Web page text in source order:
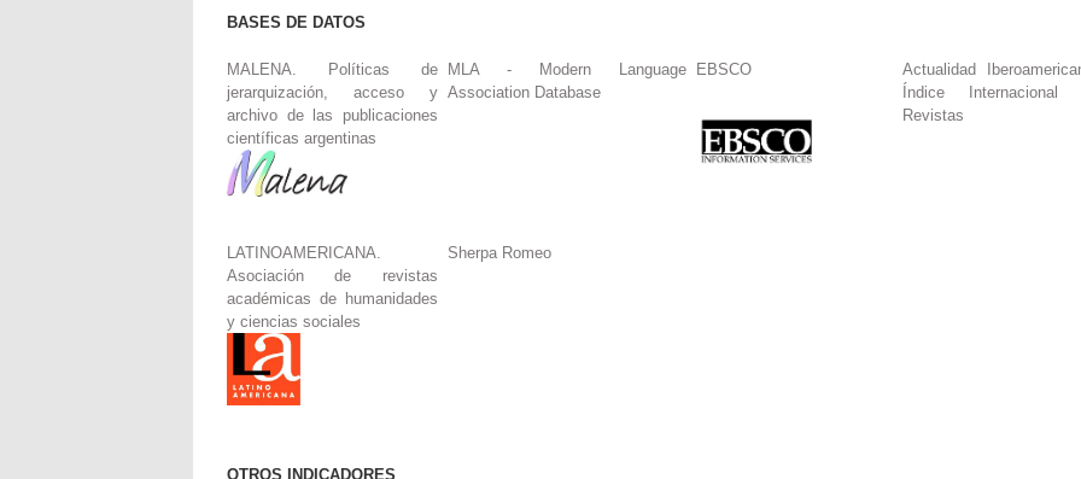
BASES DE DATOS
MALENA. Políticas de
jerarquización, acceso y
archivo de las publicaciones
científicas argentinas
MLA - Modern Language
Association Database
EBSCO
Actualidad
Índice Internacional
Revistas
LATINOAMERICANA.
Asociación de revistas
académicas de humanidades
y ciencias sociales
Sherpa Romeo
OTROS INDICADORES